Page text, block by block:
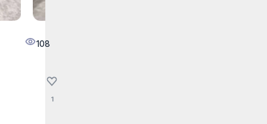
108
1